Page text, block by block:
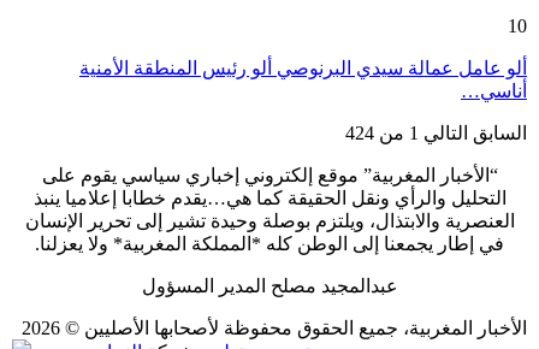
10
ألو عامل عمالة سيدي البرنوصي ألو رئيس المنطقة الأمنية
أناسي…
السابق التالي 1 من 424
“الأخبار المغربية” موقع إلكتروني إخباري سياسي يقوم على
التحليل والرأي ونقل الحقيقة كما هي…يقدم خطابا إعلاميا ينبذ
العنصرية والابتذال، ويلتزم بوصلة وحيدة تشير إلى تحرير الإنسان
في إطار يجمعنا إلى الوطن كله *المملكة المغربية* ولا يعزلنا.
عبدالمجيد مصلح المدير المسؤول
الأخبار المغربية، جميع الحقوق محفوظة لأصحابها الأصليين © 2026